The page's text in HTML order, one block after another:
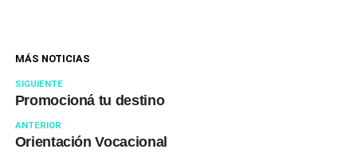
MÁS NOTICIAS
SIGUIENTE
Promocioná tu destino
ANTERIOR
Orientación Vocacional